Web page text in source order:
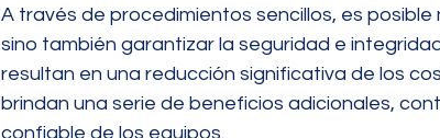
A través de procedimientos sencillos, es posible
sino también garantizar la seguridad e
resultan en una reducción significativa de los
brindan una serie de beneficios adicionales,
confiable de los equipos.